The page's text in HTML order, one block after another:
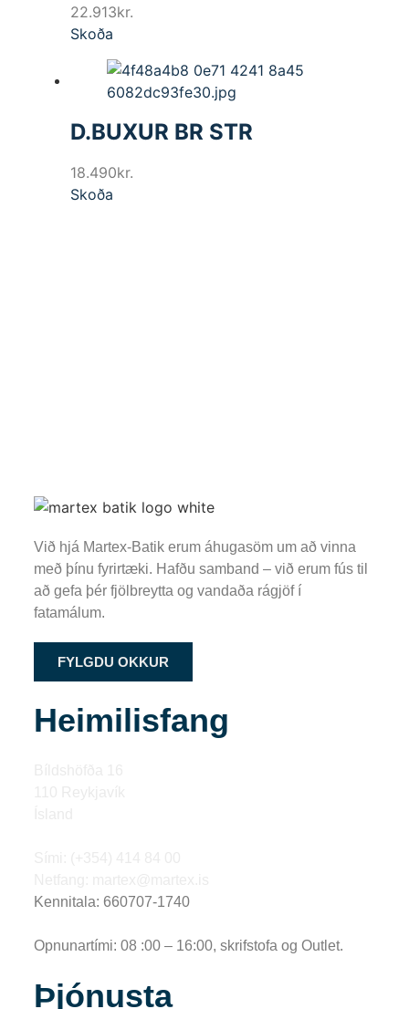
22.913kr.
Skoða
D.BUXUR BR STR
18.490kr.
Skoða
Við hjá Martex-Batik erum áhugasöm um að vinna
með þínu fyrirtæki. Hafðu samband – við erum fús til
að gefa þér fjölbreytta og vandaða rágjöf í
fatamálum.
FYLGDU OKKUR
Heimilisfang
Kennitala: 660707-1740
Opnunartími: 08 :00 – 16:00, skrifstofa og Outlet.
Þjónusta